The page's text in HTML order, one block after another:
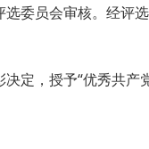
委员会审核。经评
定，授予“优秀共产